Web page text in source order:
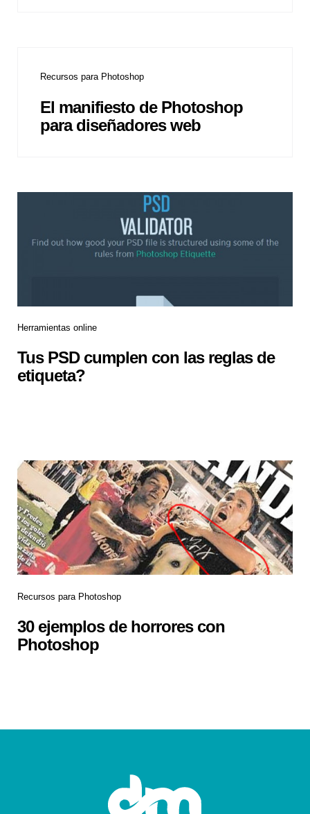
Recursos para Photoshop
El manifiesto de Photoshop
para diseñadores web
Herramientas online
Tus PSD cumplen con las reglas de
etiqueta?
Recursos para Photoshop
30 ejemplos de horrores con
Photoshop